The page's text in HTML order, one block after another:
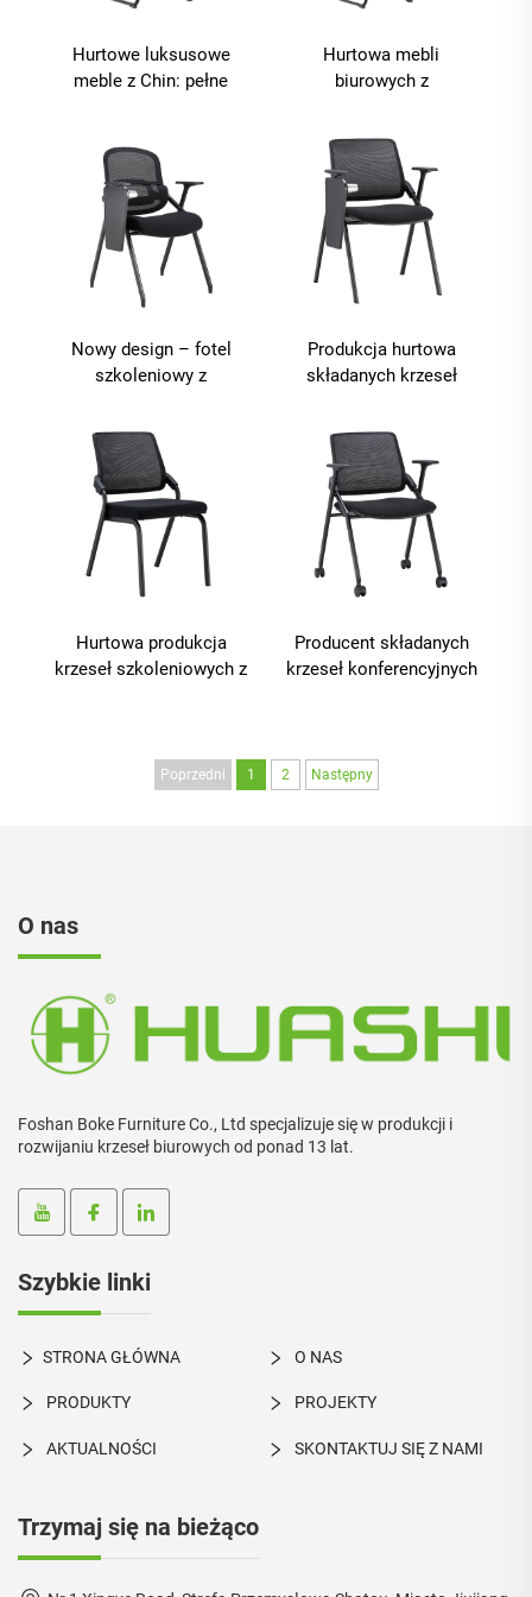
Hurtowe luksusowe
meble z Chin: pełne
komputerowe krzesło z
L-kształtnymi nogami
Hurtowa mebli
biurowych z
siatkową, z nogami w
kształcie łuku, z
podłokietnikami i
zieloną pianką – modny
fotel biurowy
Nowy design – fotel
szkoleniowy z
oparciem, zapewniający
komfortowe wsparcie
lędźwiowe, składany z
funkcją przechowywania
oraz wyposażony w blat
do pisania
Produkcja hurtowa
składanych krzeseł
do sal szkoleniowych,
wyposażonych w deskę
do pisania
Hurtowa produkcja
krzeseł szkoleniowych z
recepcji, z nem
Producent składanych
krzeseł konferencyjnych
Poprzedni 1 2 Następny
O nas
Foshan Boke Furniture Co., Ltd specjalizuje się w produkcji i
rozwijaniu krzeseł biurowych od ponad 13 lat.
Szybkie linki
STRONA GŁÓWNA O NAS
PRODUKTY PROJEKTY
AKTUALNOŚCI SKONTAKTUJ SIĘ Z NAMI
Trzymaj się na bieżąco